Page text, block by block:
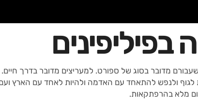
בפיליפינים
מדובר בסוג של ספורט. למעריצים מדובר בדרך
ולנפש להתאחד עם האדמה ולהיות לאחד עם הארץ ועם
מלא בהרפתקאות.